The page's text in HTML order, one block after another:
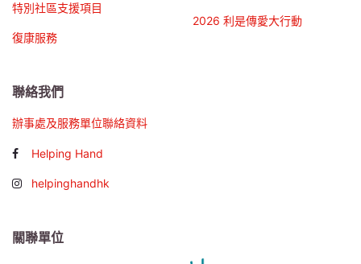
特別社區支援項目
復康服務
2026 利是傳愛大行動
聯絡我們
辦事處及服務單位聯絡資料
Helping Hand
helpinghandhk
關聯單位